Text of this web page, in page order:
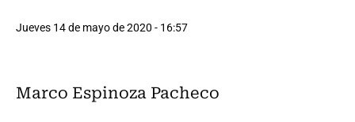
Jueves 14 de mayo de 2020 - 16:57
Marco Espinoza Pacheco